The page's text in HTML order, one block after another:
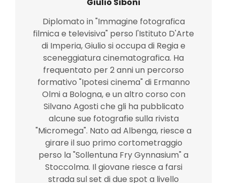
Diplomato in "Immagine fotografica
filmica e televisiva" perso l'Istituto D'Arte
di Imperia, Giulio si occupa di Regia e
sceneggiatura cinematografica. Ha
frequentato per 2 anni un percorso
formativo "Ipotesi cinema" di Ermanno
Olmi a Bologna, e un altro corso con
Silvano Agosti che gli ha pubblicato
alcune sue fotografie sulla rivista
"Micromega". Nato ad Albenga, riesce a
girare il suo primo cortometraggio
perso la "Sollentuna Fry Gynnasium" a
Stoccolma. Il giovane riesce a farsi
strada sul set di due spot a livello